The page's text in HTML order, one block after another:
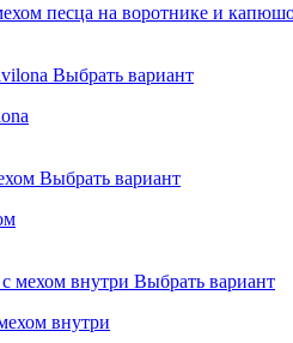
песца на воротнике и
Выбрать вариант
Выбрать вариант
Выбрать вариант
внутри